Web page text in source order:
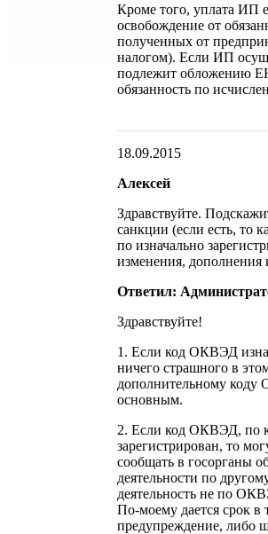
Кроме того, уплата ИП
освобождение от
полученных от
налогом). Если ИП
подлежит обложению
обязанность по
18.09.2015
Алексей
Здравствуйте.
санкции (если есть, то
по изначально
изменения, дополнения
Ответил:
Здравствуйте!
1. Если код ОКВЭД
ничего страшного в
дополнительному коду
основным.
2. Если код ОКВЭД, по
зарегистрирован, то
сообщать в госорганы
деятельности по
деятельность не по
По-моему дается срок
предупреждение, либо